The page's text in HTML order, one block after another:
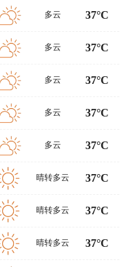
多云 37°C
多云 37°C
多云 37°C
多云 37°C
多云 37°C
晴转多云 37°C
晴转多云 37°C
晴转多云 37°C